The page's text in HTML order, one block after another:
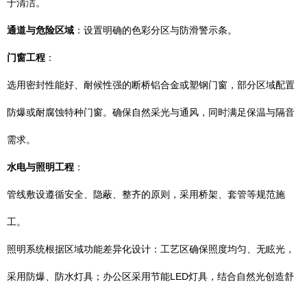
于清洁。
通道与危险区域 ：设置明确的色彩分区与防滑警示条。
门窗工程 ：
选用密封性能好、耐候性强的断桥铝合金或塑钢门窗，部分区域配置
防爆或耐腐蚀特种门窗。确保自然采光与通风，同时满足保温与隔音
需求。
水电与照明工程 ：
管线敷设遵循安全、隐蔽、整齐的原则，采用桥架、套管等规范施
工。
照明系统根据区域功能差异化设计：工艺区确保照度均匀、无眩光，
采用防爆、防水灯具；办公区采用节能LED灯具，结合自然光创造舒